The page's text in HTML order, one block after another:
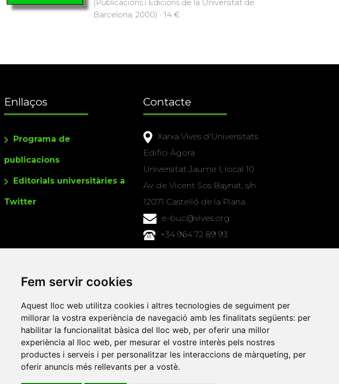
Fem servir cookies
Aquest lloc web utilitza cookies i altres tecnologies de seguiment per
millorar la vostra experiència de navegació amb les finalitats següents: per
habilitar la funcionalitat bàsica del lloc web, per oferir una millor
experiència al lloc web, per mesurar el vostre interès pels nostres
productes i serveis i per personalitzar les interaccions de màrqueting, per
oferir anuncis més rellevants per a vostè.
(Publicacions i Edicions de la Universitat de
Barcelona, 2000) · 14 €
Enllaços
Programa de
publicacions
Editorials universitàries a
Twitter
Contacte
Xarxa Vives d'Universitats
Edifici Àgora
Universitat Jaume I, local 10
Av. de Vicent Sos Baynat, s/n
12071 Castelló de la Plana
e-buc@vives.org
+34 964 72 89 93